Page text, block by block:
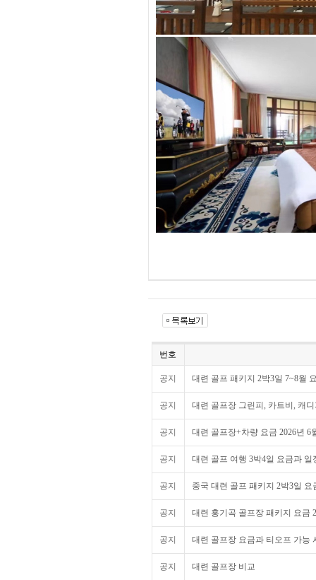
번호
공지 대련 골프 패키지 2박3일 7~8월
공지 대련 골프장 그린피, 카트비, 캐
공지 대련 골프장+차량 요금 2026년 6
공지 대련 골프 여행 3박4일 요금과 일
공지 중국 대련 골프 패키지 2박3일 요
공지 대련 홍기곡 골프장 패키지 요금
공지 대련 골프장 요금과 티오프 가능
공지 대련 골프장 비교